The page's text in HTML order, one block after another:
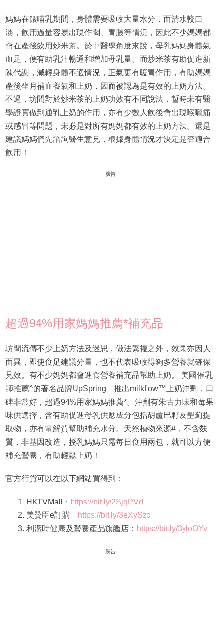
媽媽在餵哺乳期間，身體需要吸收大量水分，而清水較口
淡，飲用過量容易出現作悶、胃脹等情況，因此不少媽媽都
會在產後飲用炒米茶。於中醫學角度來說，母乳媽媽身體氣
血足，便有助乳汁暢通和增加母乳量。而炒米茶有助促進新
陳代謝，減輕身體不適情況，正氣更有暖胃作用，有助媽媽
產後坐月補血養氣和上奶，因而被認為是有效的上奶方法。
不過，坊間對於炒米茶的上奶功效有不同說法，暫時未有醫
學證實做到通乳上奶的作用，亦有少數人飲後會出現喉嚨痛
或感冒等問題，未必是對所有媽媽都有效的上奶方法。還是
建議媽媽們先諮詢醫生意見，根據身體情況才決定是否適合
飲用！
廣告
超過94%用家媽媽推薦*補充品
坊間流傳不少上奶方法及迷思，做法繁複之外，效果亦因人
而異，即使食足建議分量，也不代表吸收得夠多營養就確保
見效。有不少媽媽都會進食營養補充品幫助上奶。 美國催乳
師推薦^的著名品牌UpSpring，推出milkflow™上奶沖劑，口
碑非常好，超過94%用家媽媽推薦*。沖劑有朱古力味和莓果
味供選擇，含有助促進母乳供應成分包括胡蘆巴籽及聖薊提
取物，亦有電解質幫助補充水分。天然植物來源#，不含麩
質，非基因改造，授乳媽媽只需每日食用兩包，就可以方便
補充營養，有助輕鬆上奶！
官方行貨可以在以下網站買得到：
HKTVMall： https://bit.ly/2SjqPVd
美贊臣e訂購： https://bit.ly/3eXySzo
利潔時健康及營養產品旗艦店： https://bit.ly/3yloOYv
廣告